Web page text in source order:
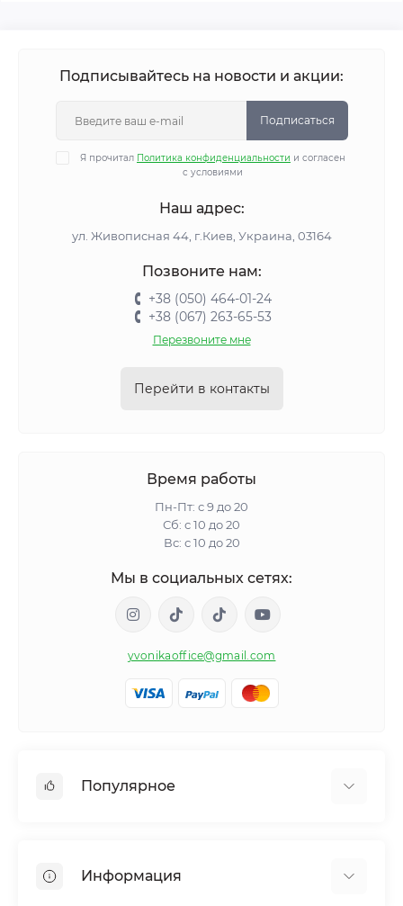
Подписывайтесь на новости и акции:
Подписаться
Я прочитал Политика конфиденциальности и согласен
с условиями
Наш адрес:
ул. Живописная 44, г.Киев, Украина, 03164
Позвоните нам:
+38 (050) 464-01-24
+38 (067) 263-65-53
Перезвоните мне
Перейти в контакты
Время работы
Пн-Пт: с 9 до 20
Сб: с 10 до 20
Вс: с 10 до 20
Мы в социальных сетях:
yvonikaoffice@gmail.com
Популярное
Обмен веществ и вес
Информация